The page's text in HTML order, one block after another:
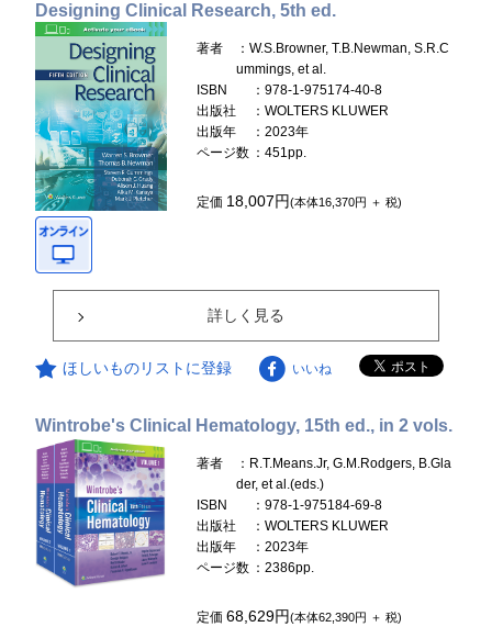
Designing Clinical Research, 5th ed.
著者
：W.S.Browner, T.B.Newman, S.R.C
ummings, et al.
ISBN
：978-1-975174-40-8
出版社
：WOLTERS KLUWER
出版年
：2023年
ページ数 ：451pp.
定価 18,007円(本体16,370円 ＋ 税)
詳しく見る
ほしいものリストに登録 いいね
Wintrobe's Clinical Hematology, 15th ed., in 2 vols.
著者
：R.T.Means.Jr, G.M.Rodgers, B.Gla
der, et al.(eds.)
ISBN
：978-1-975184-69-8
出版社
：WOLTERS KLUWER
出版年
：2023年
ページ数 ：2386pp.
定価68,629円(本体62,390円 ＋ 税)